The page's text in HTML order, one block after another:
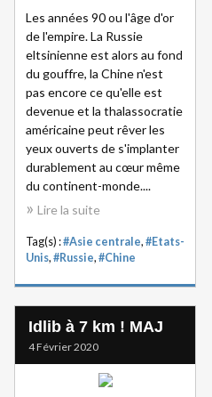
Les années 90 ou l'âge d'or
de l'empire. La Russie
eltsinienne est alors au fond
du gouffre, la Chine n'est
pas encore ce qu'elle est
devenue et la thalassocratie
américaine peut rêver les
yeux ouverts de s'implanter
durablement au cœur même
du continent-monde....
Lire la suite
Tag(s) :#Asie centrale, #Etats-
Unis, #Russie, #Chine
Idlib à 7 km ! MAJ
4 Février 2020